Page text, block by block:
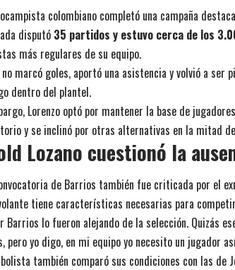
colombiano completó una campaña
disputó 35 partidos y estuvo cerca de los
más regulares de su equipo.
no marcó goles, aportó una asistencia y volvió a ser
dentro del plantel.
Lorenzo optó por mantener la base de
y se inclinó por otras alternativas en la mitad
Lozano cuestionó la
de Barrios también fue criticada por el
tiene características necesarias para
Barrios lo fueron alejando de la selección. Quizás
pero yo digo, en mi equipo yo necesito un jugador
también comparó sus condiciones con las de